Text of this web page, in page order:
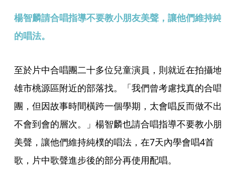
楊智麟請合唱指導不要教小朋友美聲，讓他們維持純
的唱法。
至於片中合唱團二十多位兒童演員，則就近在拍攝地
雄市桃源區附近的部落找。「我們曾考慮找真的合唱
團，但因故事時間橫跨一個學期，太會唱反而做不出
不會到會的層次。」楊智麟也請合唱指導不要教小朋
美聲，讓他們維持純樸的唱法，在7天內學會唱4首
歌，片中歌聲進步後的部分再使用配唱。